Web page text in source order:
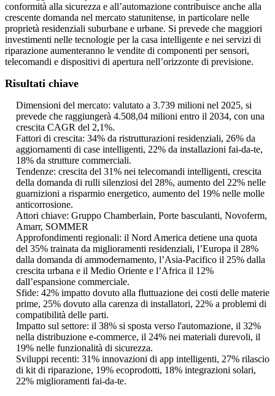
conformità alla sicurezza e all’automazione contribuisce anche alla
crescente domanda nel mercato statunitense, in particolare nelle
proprietà residenziali suburbane e urbane. Si prevede che maggiori
investimenti nelle tecnologie per la casa intelligente e nei servizi di
riparazione aumenteranno le vendite di componenti per sensori,
telecomandi e dispositivi di apertura nell’orizzonte di previsione.
Risultati chiave
Dimensioni del mercato: valutato a 3.739 milioni nel 2025, si
prevede che raggiungerà 4.508,04 milioni entro il 2034, con una
crescita CAGR del 2,1%.
Fattori di crescita: 34% da ristrutturazioni residenziali, 26% da
aggiornamenti di case intelligenti, 22% da installazioni fai-da-te,
18% da strutture commerciali.
Tendenze: crescita del 31% nei telecomandi intelligenti, crescita
della domanda di rulli silenziosi del 28%, aumento del 22% nelle
guarnizioni a risparmio energetico, aumento del 19% nelle molle
anticorrosione.
Attori chiave: Gruppo Chamberlain, Porte basculanti, Novoferm,
Amarr, SOMMER
Approfondimenti regionali: il Nord America detiene una quota
del 35% trainata da miglioramenti residenziali, l’Europa il 28%
dalla domanda di ammodernamento, l’Asia-Pacifico il 25% dalla
crescita urbana e il Medio Oriente e l’Africa il 12%
dall’espansione commerciale.
Sfide: 42% impatto dovuto alla fluttuazione dei costi delle materie
prime, 25% dovuto alla carenza di installatori, 22% a problemi di
compatibilità delle parti.
Impatto sul settore: il 38% si sposta verso l'automazione, il 32%
nella distribuzione e-commerce, il 24% nei materiali durevoli, il
19% nelle funzionalità di sicurezza.
Sviluppi recenti: 31% innovazioni di app intelligenti, 27% rilascio
di kit di riparazione, 19% ecoprodotti, 18% integrazioni solari,
22% miglioramenti fai-da-te.